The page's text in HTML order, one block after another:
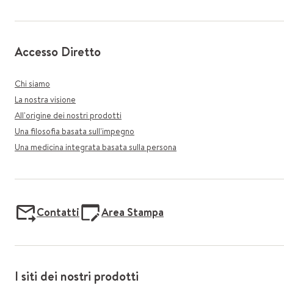
Accesso Diretto
Chi siamo
La nostra visione
All'origine dei nostri prodotti
Una filosofia basata sull'impegno
Una medicina integrata basata sulla persona
Contatti Area Stampa
I siti dei nostri prodotti